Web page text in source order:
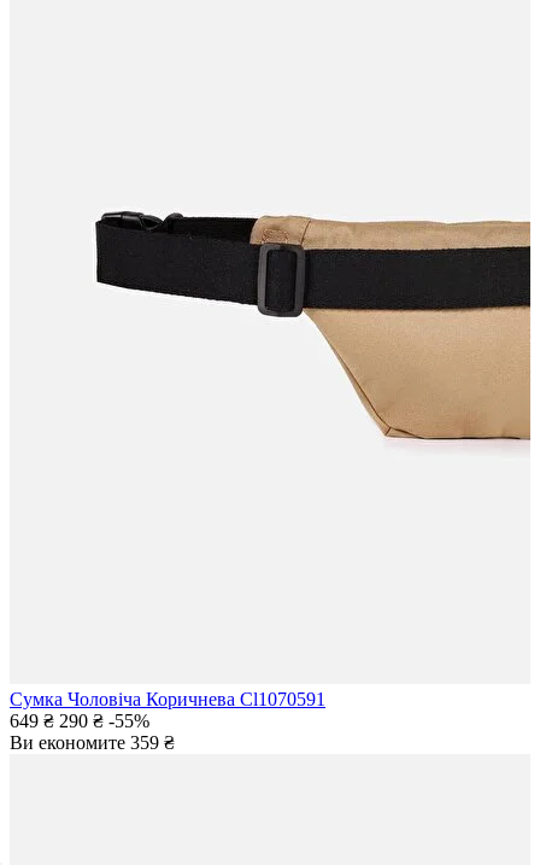
Сумка Чоловіча Коричнева Cl1070591
649 ₴ 290 ₴ -55%
Ви економите 359 ₴